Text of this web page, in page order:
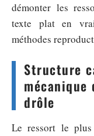
démonter les
texte plat en
méthodes
Structure
drôle
Le ressort le